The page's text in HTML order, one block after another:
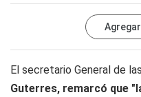
Agregar
El secretario General de
Guterres, remarcó que